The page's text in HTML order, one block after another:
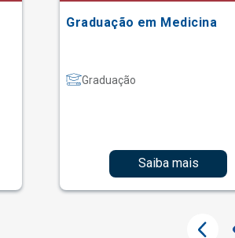
Graduação em Medicina
Graduação
Saiba mais